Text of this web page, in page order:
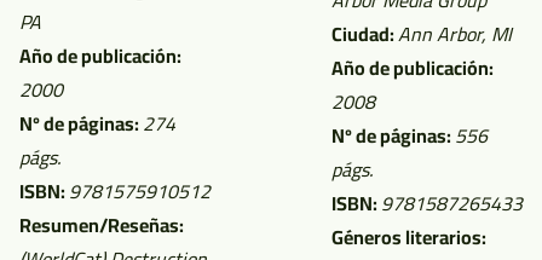
PA
Año de publicación:
2000
Nº de páginas:274
págs.
ISBN:9781575910512
Resumen/Reseñas:
Ciudad:Ann Arbor, MI
Año de publicación:
2008
Nº de páginas:556
págs.
ISBN:9781587265433
Géneros literarios: